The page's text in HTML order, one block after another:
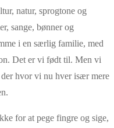
natur, sprogtone og
sange, bønner og
i en særlig familie, med
Det er vi født til. Men vi
hvor vi nu hver især mere
for at pege fingre og sige,